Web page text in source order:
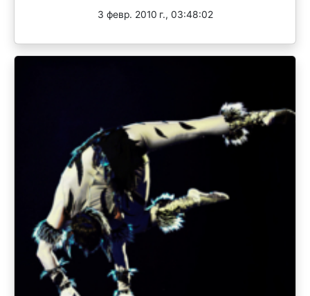
3 февр. 2010 г., 03:48:02